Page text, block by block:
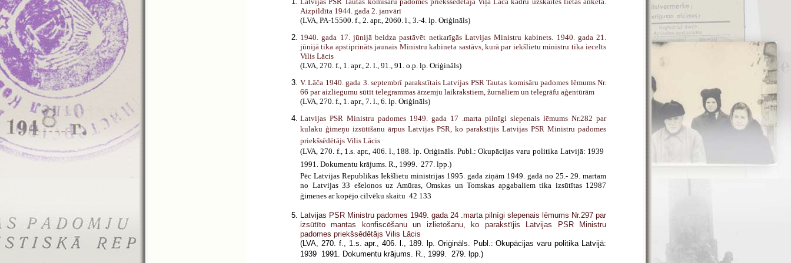
Aizpildīta 1944. gada 2. janvārī
(LVA, PA-15500. f., 2. apr., 2060. l., 3.-4. lp. Oriģināls)
1940. gada 17. jūnijā beidza pastāvēt netkarīgās Latvijas Ministru kabinets. 1940. gada 21.
jūnijā tika apstiprināts jaunais Ministru kabineta sastāvs, kurā par iekšlietu ministru tika iecelts
Vilis Lācis
(LVA, 270. f., 1. apr., 2. l., 91., 91. o.p. lp. Oriģināls)
V. Lāča 1940. gada 3. septembrī parakstītais Latvijas PSR Tautas komisāru padomes lēmums Nr.
66 par aizliegumu sūtīt telegrammas ārzemju laikrakstiem, žurnāliem un telegrāfu aģentūrām
(LVA, 270. f., 1. apr., 7. l., 6. lp. Oriģināls)
Latvijas PSR Ministru padomes 1949. gada 17 .marta pilnīgi slepenais lēmums Nr.282 par
kulaku ģimeņu izsūtīšanu ārpus Latvijas PSR, ko parakstījis Latvijas PSR Ministru padomes
priekšsēdētājs Vilis Lācis
(LVA, 270. f., 1.s. apr., 406. l., 188. lp. Oriģināls. Publ.: Okupācijas varu politika Latvijā: 1939 
1991. Dokumentu krājums. R., 1999.  277. lpp.)
Pēc Latvijas Republikas Iekšlietu ministrijas 1995. gada ziņām 1949. gadā no 25.- 29. martam
no Latvijas 33 ešelonos uz Amūras, Omskas un Tomskas apgabaliem tika izsūtītas 12987
ģimenes ar kopējo cilvēku skaitu  42 133
Latvijas PSR Ministru padomes 1949. gada 24 .marta pilnīgi slepenais lēmums Nr.297 par
izsūtīto mantas konfiscēšanu un izlietošanu, ko parakstījis Latvijas PSR Ministru
padomes priekšsēdētājs Vilis Lācis
(LVA, 270. f., 1.s. apr., 406. l., 189. lp. Oriģināls. Publ.: Okupācijas varu politika Latvijā:
1939  1991. Dokumentu krājums. R., 1999.  279. lpp.)